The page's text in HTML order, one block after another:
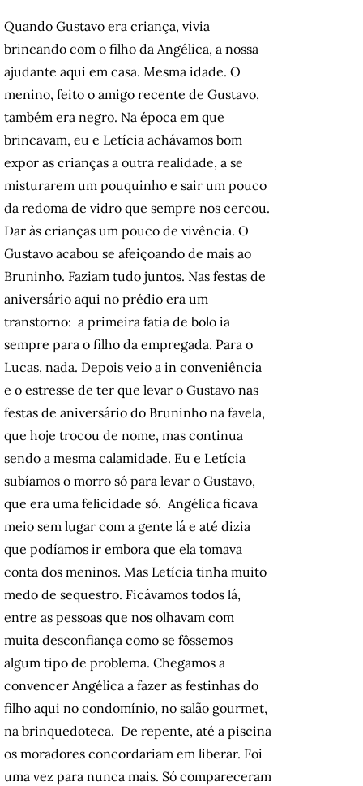
Quando Gustavo era criança, vivia
brincando com o filho da Angélica, a nossa
ajudante aqui em casa. Mesma idade. O
menino, feito o amigo recente de Gustavo,
também era negro. Na época em que
brincavam, eu e Letícia achávamos bom
expor as crianças a outra realidade, a se
misturarem um pouquinho e sair um pouco
da redoma de vidro que sempre nos cercou.
Dar às crianças um pouco de vivência. O
Gustavo acabou se afeiçoando de mais ao
Bruninho. Faziam tudo juntos. Nas festas de
aniversário aqui no prédio era um
transtorno: a primeira fatia de bolo ia
sempre para o filho da empregada. Para o
Lucas, nada. Depois veio a in conveniência
e o estresse de ter que levar o Gustavo nas
festas de aniversário do Bruninho na favela,
que hoje trocou de nome, mas continua
sendo a mesma calamidade. Eu e Letícia
subíamos o morro só para levar o Gustavo,
que era uma felicidade só. Angélica ficava
meio sem lugar com a gente lá e até dizia
que podíamos ir embora que ela tomava
conta dos meninos. Mas Letícia tinha muito
medo de sequestro. Ficávamos todos lá,
entre as pessoas que nos olhavam com
muita desconfiança como se fôssemos
algum tipo de problema. Chegamos a
convencer Angélica a fazer as festinhas do
filho aqui no condomínio, no salão gourmet,
na brinquedoteca. De repente, até a piscina
os moradores concordariam em liberar. Foi
uma vez para nunca mais. Só compareceram